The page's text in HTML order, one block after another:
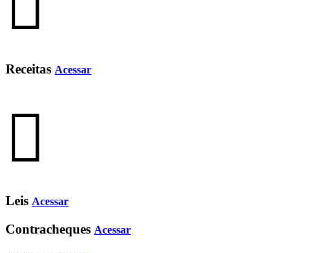
Receitas Acessar
Leis Acessar
Contracheques Acessar